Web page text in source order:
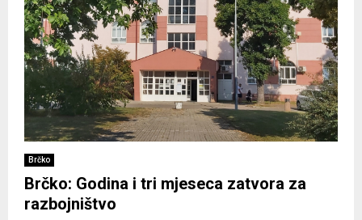
Brčko
Brčko: Godina i tri mjeseca zatvora za
razbojništvo